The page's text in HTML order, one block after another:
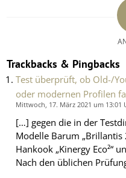
Trackbacks & Pingbacks
Test überprüft, ob Old-/
oder modernen Profilen
Mittwoch, 17. März 2021 um 13:01
[…] gegen die in der
Modelle Barum „Brillantis
Hankook „Kinergy Eco²“
Nach den üblichen